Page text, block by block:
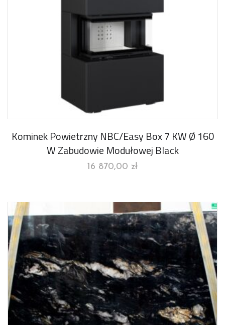
Kominek Powietrzny NBC/Easy Box 7 KW Ø 160
W Zabudowie Modułowej Black
16 870,00 zł